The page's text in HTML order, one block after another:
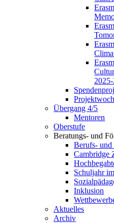
Übergang 4/5
Mentoren
Oberstufe
Beratungs- und
Berufs- und
Cambridge
Schuljahr
Inklusion
Aktuelles
Archiv